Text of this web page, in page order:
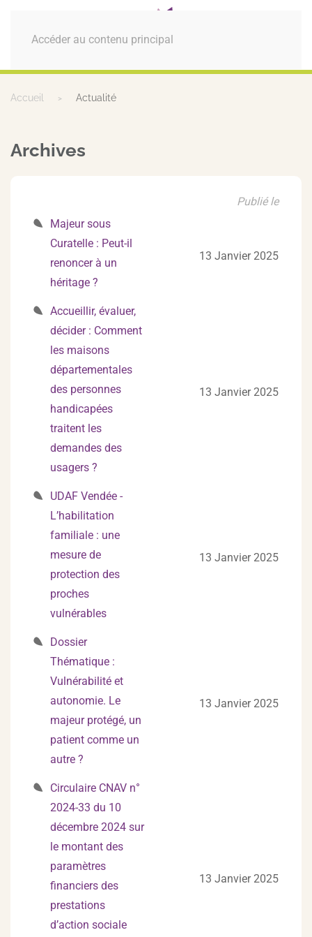
Accéder au contenu principal
MENU
Accueil Actualité
Archives
Publié le
Majeur sous
Curatelle : Peut-il
renoncer à un
héritage ?
13 Janvier 2025
Accueillir, évaluer,
décider : Comment
les maisons
départementales
des personnes
handicapées
traitent les
demandes des
usagers ?
13 Janvier 2025
UDAF Vendée -
L’habilitation
familiale : une
mesure de
protection des
proches
vulnérables
13 Janvier 2025
Dossier
Thématique :
Vulnérabilité et
autonomie. Le
majeur protégé, un
patient comme un
autre ?
13 Janvier 2025
Circulaire CNAV n°
2024-33 du 10
décembre 2024 sur
le montant des
paramètres
financiers des
prestations
d’action sociale
13 Janvier 2025